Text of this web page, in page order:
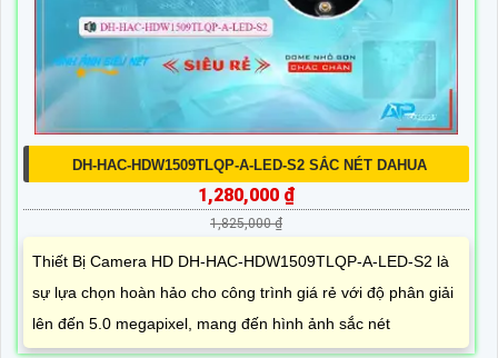
DH-HAC-HDW1509TLQP-A-LED-S2 SẮC NÉT DAHUA
1,280,000 ₫
1,825,000 ₫
Thiết Bị Camera HD DH-HAC-HDW1509TLQP-A-LED-S2 là
sự lựa chọn hoàn hảo cho công trình giá rẻ với độ phân giải
lên đến 5.0 megapixel, mang đến hình ảnh sắc nét